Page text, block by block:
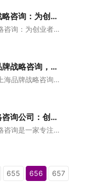
撬动企业战略咨询：为创业者赋能，助力企业可持续增长！
撬动企业战略咨询：为创业者赋能，助力企业可持续增长！撬动企业战略咨询公司专注于企业战略，通过战略咨询、战略培训和战略投资三种业务的深度融合，为创业者提供全方位的赋能，助力企业实现可持续增长。1、战略咨询：提供全面的战略规划在撬动企业战略咨询公司，我们为企业提供全面的战略咨询服务。我们的团队由经验丰富的战略顾问组成，他们深入了解企业的业务模式、市场环境和竞争对手，帮助企业制定长期的战略规划。通过与创
解读上海品牌战略咨询，赋能创业者实现可持续增长
本文将解读上海品牌战略咨询，阐述其如何赋能创业者实现可持续增长。首先介绍了上海品牌战略咨询的背景和特点，接着从企业战略、战略咨询、战略培训和战略投资四个方面详细阐述了其赋能创业者的具体方法与实践。之后通过总结归纳了解读上海品牌战略咨询对创业者实现可持续增长的重要性和实际效果。1、上海品牌战略咨询的背景和特点上海品牌战略咨询作为一家专注于企业战略的咨询公司，深度融合战略咨询、战略培训和战略投资三种业
新时代战略咨询公司：创新发展助力企业持续增长
撬动企业战略咨询是一家专注于企业战略的咨询公司，通过创新发展助力企业实现持续增长。本文将从四个方面对新时代战略咨询公司的助力作用进行详细阐述。1、创新战略咨询方法撬动企业战略咨询公司采用独特的创新战略咨询方法，帮助企业在新时代实现持续增长。首先，在战略制定过程中，公司与企业紧密合作，深入了解企业的状况和需求，制定量身定制的战略方案。其次，公司运用大数据分析和先进的技术手段，对市场和竞争环境进行全面
655 656
657